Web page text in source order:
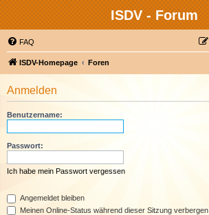
ISDV - Forum
FAQ
ISDV-Homepage Foren
Anmelden
Benutzername:
Passwort:
Ich habe mein Passwort vergessen
Angemeldet bleiben
Meinen Online-Status während dieser Sitzung verbergen